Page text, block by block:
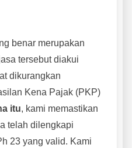
benar merupakan
tersebut diakui
dikurangkan
Kena Pajak (PKP)
itu, kami memastikan
telah dilengkapi
23 yang valid. Kami